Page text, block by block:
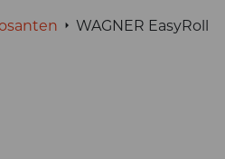
WAGNER EasyRoll